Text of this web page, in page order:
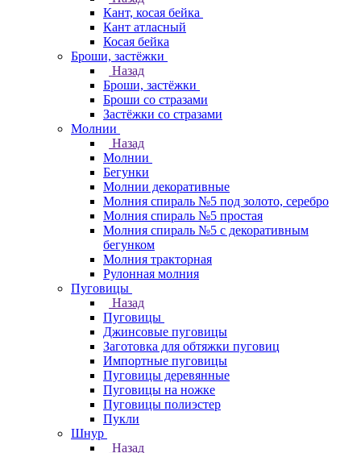
Кант, косая бейка
Кант атласный
Косая бейка
Броши, застёжки
Назад
Броши, застёжки
Броши со стразами
Застёжки со стразами
Молнии
Назад
Молнии
Бегунки
Молнии декоративные
Молния спираль №5 под золото, серебро
Молния спираль №5 простая
Молния спираль №5 с декоративным
бегунком
Молния тракторная
Рулонная молния
Пуговицы
Назад
Пуговицы
Джинсовые пуговицы
Заготовка для обтяжки пуговиц
Импортные пуговицы
Пуговицы деревянные
Пуговицы на ножке
Пуговицы полиэстер
Пукли
Шнур
Назад